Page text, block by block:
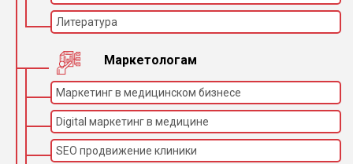
Литература
Маркетологам
Маркетинг в медицинском бизнесе
Digital маркетинг в медицине
SEO продвижение клиники